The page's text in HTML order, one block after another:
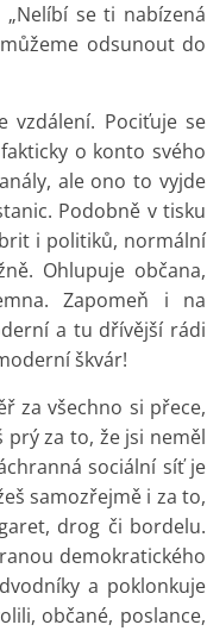
se ti nabízená
odsunout do
Pociťuje se
o konto svého
ale ono to vyjde
Podobně v tisku
i politiků, normální
Ohlupuje občana,
Zapomeň i na
a tu dřívější rádi
škvár!
za všechno si přece,
prý za to, že jsi neměl
sociální síť je
samozřejmě i za to,
drog či bordelu.
demokratického
a poklonkuje
občané, poslance,